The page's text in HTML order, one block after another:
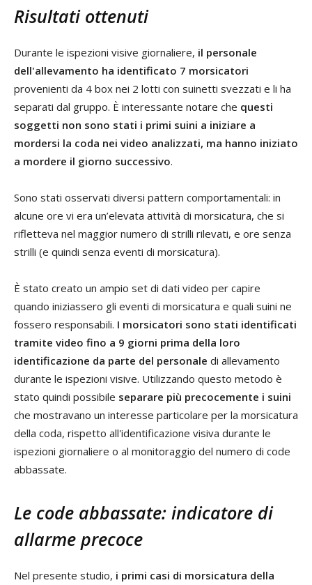
Risultati ottenuti
Durante le ispezioni visive giornaliere, il personale
dell'allevamento ha identificato 7 morsicatori
provenienti da 4 box nei 2 lotti con suinetti svezzati e li ha
separati dal gruppo. È interessante notare che questi
soggetti non sono stati i primi suini a iniziare a
mordersi la coda nei video analizzati, ma hanno iniziato
a mordere il giorno successivo.
Sono stati osservati diversi pattern comportamentali: in
alcune ore vi era un’elevata attività di morsicatura, che si
rifletteva nel maggior numero di strilli rilevati, e ore senza
strilli (e quindi senza eventi di morsicatura).
È stato creato un ampio set di dati video per capire
quando iniziassero gli eventi di morsicatura e quali suini ne
fossero responsabili. I morsicatori sono stati identificati
tramite video fino a 9 giorni prima della loro
identificazione da parte del personale di allevamento
durante le ispezioni visive. Utilizzando questo metodo è
stato quindi possibile separare più precocemente i suini
che mostravano un interesse particolare per la morsicatura
della coda, rispetto all'identificazione visiva durante le
ispezioni giornaliere o al monitoraggio del numero di code
abbassate.
Le code abbassate: indicatore di
allarme precoce
Nel presente studio, i primi casi di morsicatura della